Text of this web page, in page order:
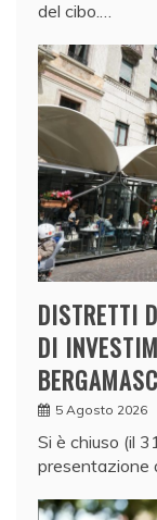
del cibo.…
DISTRETTI
DI
5 Agosto 2026
Si è chiuso (il
presentazione